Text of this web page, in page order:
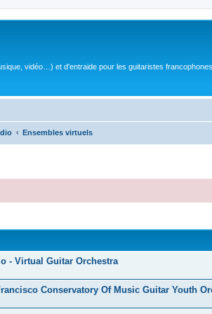
vidéo…) et d'entraide pour les guitaristes
Ensembles virtuels
- Virtual Guitar Orchestra
Conservatory Of Music Guitar Youth